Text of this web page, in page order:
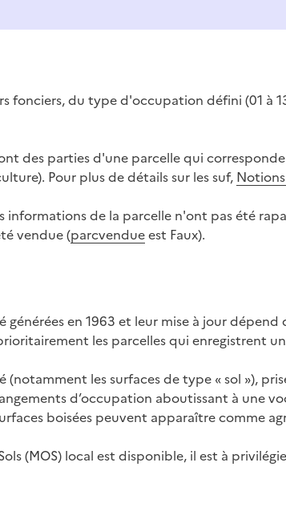
fonciers, du type d'occupation défini (01 à
des parties d'une parcelle qui
Pour plus de détails sur les suf,
informations de la parcelle n'ont pas été
vendue (parcvendueest Faux).
générées en 1963 et leur mise à jour
les parcelles qui enregistrent
(notamment les surfaces de type « sol »),
d’occupation aboutissant à une
boisées peuvent apparaître comme
(MOS) local est disponible, il est à